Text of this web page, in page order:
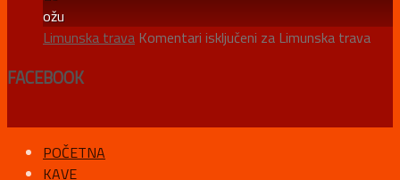
ožu
Limunska trava Komentari isključeni za Limunska trava
FACEBOOK
POČETNA
KAVE